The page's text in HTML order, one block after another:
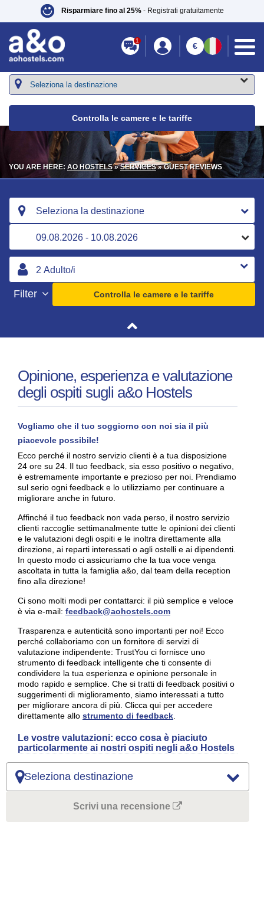
Risparmiare fino al 25% - Registrati gratuitamente
1
€
YOU ARE HERE: AO HOSTELS»SERVICES» GUEST REVIEWS
Seleziona la destinazione
Filter Controlla le camere e le tariffe
Controlla le camere e le tariffe
Opinione, esperienza e valutazione
degli ospiti sugli a&o Hostels
Vogliamo che il tuo soggiorno con noi sia il più
piacevole possibile!
Ecco perché il nostro servizio clienti è a tua disposizione
24 ore su 24. Il tuo feedback, sia esso positivo o negativo,
è estremamente importante e prezioso per noi. Prendiamo
sul serio ogni feedback e lo utilizziamo per continuare a
migliorare anche in futuro.
Affinché il tuo feedback non vada perso, il nostro servizio
clienti raccoglie settimanalmente tutte le opinioni dei clienti
e le valutazioni degli ospiti e le inoltra direttamente alla
direzione, ai reparti interessati o agli ostelli e ai dipendenti.
In questo modo ci assicuriamo che la tua voce venga
ascoltata in tutta la famiglia a&o, dal team della reception
fino alla direzione!
Ci sono molti modi per contattarci: il più semplice e veloce
è via e-mail: feedback@aohostels.com
Trasparenza e autenticità sono importanti per noi! Ecco
perché collaboriamo con un fornitore di servizi di
valutazione indipendente: TrustYou ci fornisce uno
strumento di feedback intelligente che ti consente di
condividere la tua esperienza e opinione personale in
modo rapido e semplice. Che si tratti di feedback positivi o
suggerimenti di miglioramento, siamo interessati a tutto
per migliorare ancora di più. Clicca qui per accedere
direttamente allo strumento di feedback.
Le vostre valutazioni: ecco cosa è piaciuto
particolarmente ai nostri ospiti negli a&o Hostels
Seleziona destinazione
Scrivi una recensione